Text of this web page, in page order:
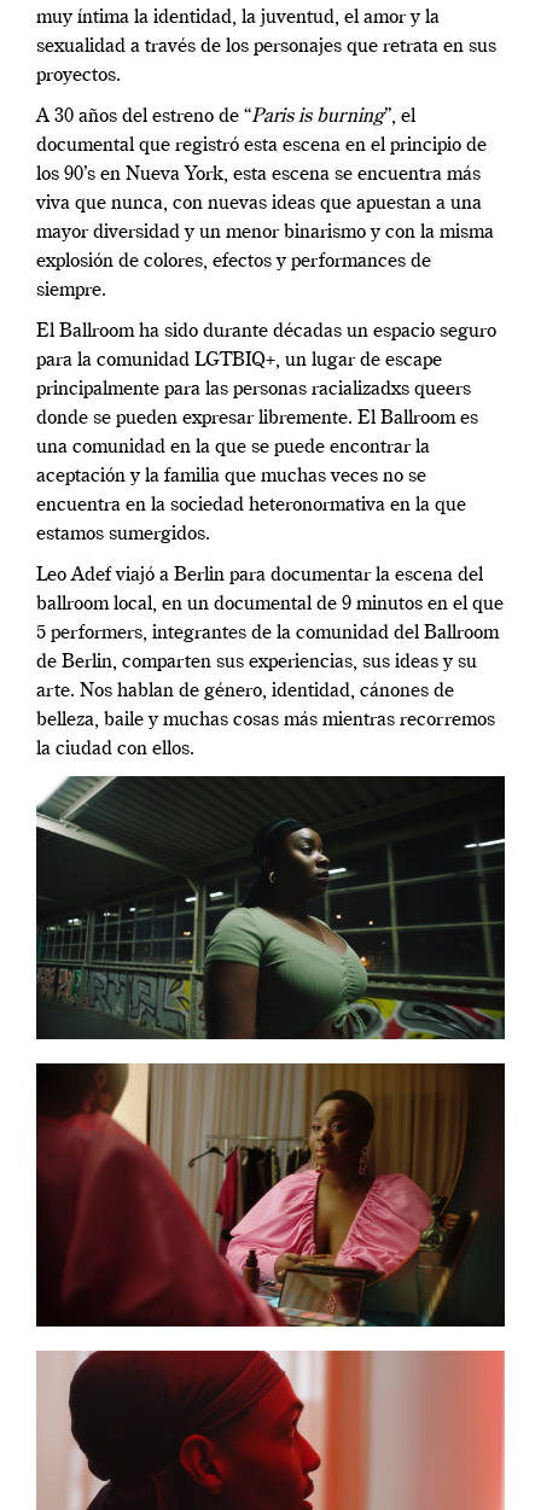
muy íntima la identidad, la juventud, el amor y la
sexualidad a través de los personajes que retrata en sus
proyectos.
A 30 años del estreno de “Paris is burning”, el
documental que registró esta escena en el principio de
los 90’s en Nueva York, esta escena se encuentra más
viva que nunca, con nuevas ideas que apuestan a una
mayor diversidad y un menor binarismo y con la misma
explosión de colores, efectos y performances de
siempre.
El Ballroom ha sido durante décadas un espacio seguro
para la comunidad LGTBIQ+, un lugar de escape
principalmente para las personas racializadxs queers
donde se pueden expresar libremente. El Ballroom es
una comunidad en la que se puede encontrar la
aceptación y la familia que muchas veces no se
encuentra en la sociedad heteronormativa en la que
estamos sumergidos.
Leo Adef viajó a Berlin para documentar la escena del
ballroom local, en un documental de 9 minutos en el que
5 performers, integrantes de la comunidad del Ballroom
de Berlin, comparten sus experiencias, sus ideas y su
arte. Nos hablan de género, identidad, cánones de
belleza, baile y muchas cosas más mientras recorremos
la ciudad con ellos.